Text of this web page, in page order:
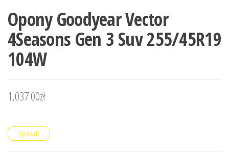
Opony Goodyear Vector
4Seasons Gen 3 Suv 255/45R19
104W
1,037.00zł
Sprawdź